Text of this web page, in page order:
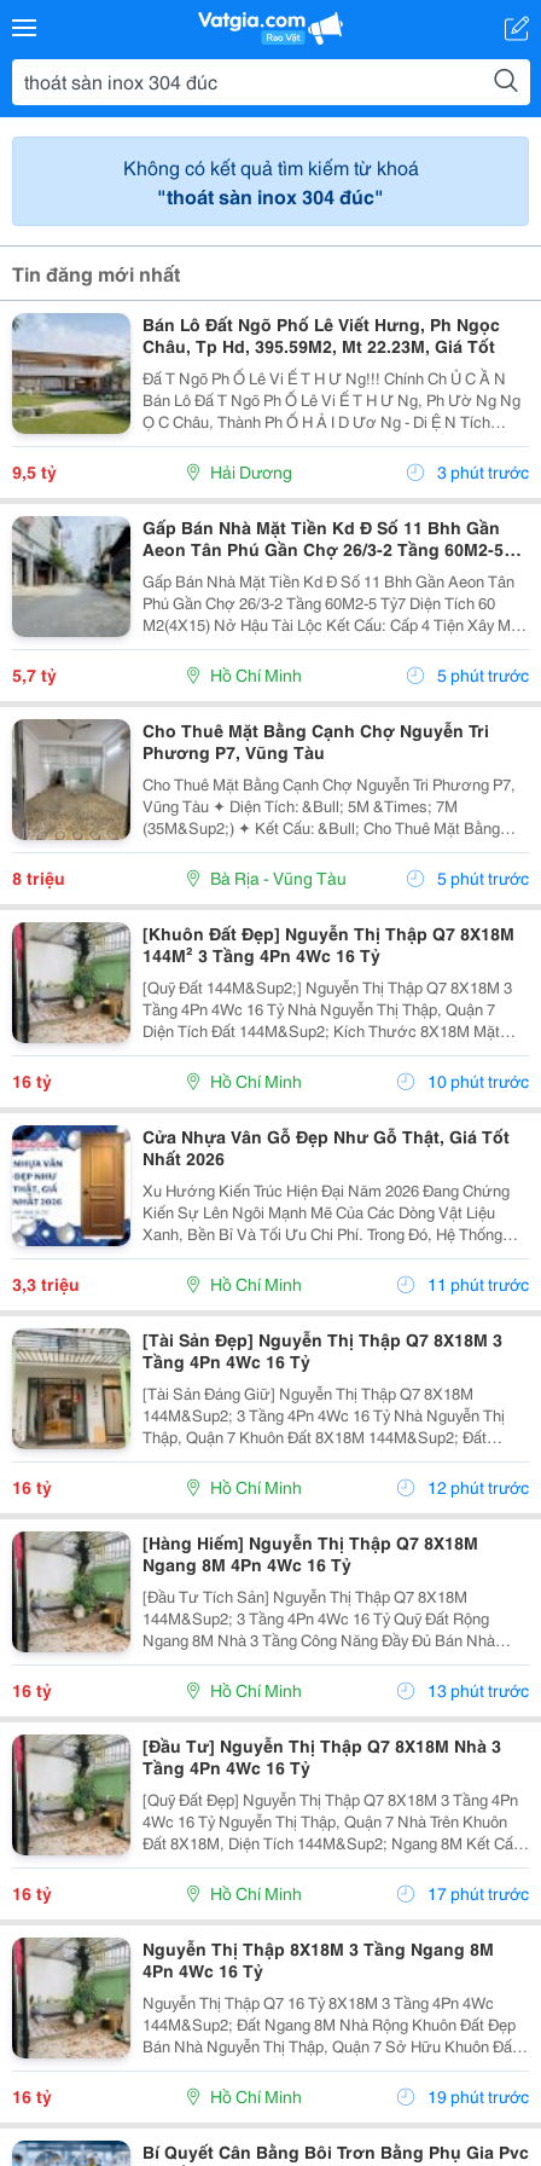
Không có kết quả tìm kiếm từ khoá
"thoát sàn inox 304 đúc"
Tin đăng mới nhất
Bán Lô Đất Ngõ Phố Lê Viết Hưng, Ph Ngọc
Châu, Tp Hd, 395.59M2, Mt 22.23M, Giá Tốt
Đấ T Ngõ Ph Ố Lê Vi Ế T H Ư Ng!!! Chính Ch Ủ C Ầ N
Bán Lô Đấ T Ngõ Ph Ố Lê Vi Ế T H Ư Ng, Ph Ườ Ng Ng
Ọ C Châu, Thành Ph Ố H Ả I D Ươ Ng - Di Ệ N Tích
395.59M2, M Ặ T Ti Ề N 22.23M - H Ướ Ng Nam - V Ị Trí
Đẹ P, Cách 1 Nhà Là Ra M Ặ T Ph Ố -...
9,5 tỷ Hải Dương 3 phút trước
Gấp Bán Nhà Mặt Tiền Kd Đ Số 11 Bhh Gần
Aeon Tân Phú Gần Chợ 26/3-2 Tầng 60M2-5
Tỷ7
Gấp Bán Nhà Mặt Tiền Kd Đ Số 11 Bhh Gần Aeon Tân
Phú Gần Chợ 26/3-2 Tầng 60M2-5 Tỷ7 Diện Tích 60
M2(4X15) Nở Hậu Tài Lộc Kết Cấu: Cấp 4 Tiện Xây Mới
Khu Vực Xây Cao Tầng Ở Hoặc Cho Thuê Có Dòng Tiền
Vị Trí Tuyệt Đẹp Gần Chợ 26/3 Ngay Kênh Tham...
5,7 tỷ Hồ Chí Minh 5 phút trước
Cho Thuê Mặt Bằng Cạnh Chợ Nguyễn Tri
Phương P7, Vũng Tàu
Cho Thuê Mặt Bằng Cạnh Chợ Nguyễn Tri Phương P7,
Vũng Tàu ✦ Diện Tích: &Bull; 5M &Times; 7M
(35M&Sup2;) ✦ Kết Cấu: &Bull; Cho Thuê Mặt Bằng
Tầng Trệt &Bull; Lối Đi Chung Với Chủ Nhà &Bull;
Không Ở Lại Qua Đêm ✦ Nội Thất: &Bull; Bàn Giao
8 triệu Bà Rịa - Vũng Tàu 5 phút trước
[Khuôn Đất Đẹp] Nguyễn Thị Thập Q7 8X18M
144M² 3 Tầng 4Pn 4Wc 16 Tỷ
[Quỹ Đất 144M&Sup2;] Nguyễn Thị Thập Q7 8X18M 3
Tầng 4Pn 4Wc 16 Tỷ Nhà Nguyễn Thị Thập, Quận 7
Diện Tích Đất 144M&Sup2; Kích Thước 8X18M Mặt
Ngang 8M Kết Cấu 3 Tầng 4 Phòng Ngủ &Ndash; 4
Toilet. Thông Tin Nhanh 8X18M 144M&Sup2; Đất Ngang
16 tỷ Hồ Chí Minh 10 phút trước
Cửa Nhựa Vân Gỗ Đẹp Như Gỗ Thật, Giá Tốt
Nhất 2026
Xu Hướng Kiến Trúc Hiện Đại Năm 2026 Đang Chứng
Kiến Sự Lên Ngôi Mạnh Mẽ Của Các Dòng Vật Liệu
Xanh, Bền Bỉ Và Tối Ưu Chi Phí. Trong Đó, Hệ Thống
Cửa Nhựa Vân Gỗ Chính Là Sự Lựa Chọn Hàng Đầu Để
Thay Thế Cửa Gỗ Tự Nhiên Truyền Thống. Với Công
Nghệ...
3,3 triệu Hồ Chí Minh 11 phút trước
[Tài Sản Đẹp] Nguyễn Thị Thập Q7 8X18M 3
Tầng 4Pn 4Wc 16 Tỷ
[Tài Sản Đáng Giữ] Nguyễn Thị Thập Q7 8X18M
144M&Sup2; 3 Tầng 4Pn 4Wc 16 Tỷ Nhà Nguyễn Thị
Thập, Quận 7 Khuôn Đất 8X18M 144M&Sup2; Đất
Ngang 8M Nhà 3 Tầng 4 Phòng Ngủ &Ndash; 4 Toilet.
Thông Số 8X18M 144M&Sup2; Ngang 8M 3 Tầng 4Pn
4Wc. Điểm Đáng...
16 tỷ Hồ Chí Minh 12 phút trước
[Hàng Hiếm] Nguyễn Thị Thập Q7 8X18M
Ngang 8M 4Pn 4Wc 16 Tỷ
[Đầu Tư Tích Sản] Nguyễn Thị Thập Q7 8X18M
144M&Sup2; 3 Tầng 4Pn 4Wc 16 Tỷ Quỹ Đất Rộng
Ngang 8M Nhà 3 Tầng Công Năng Đầy Đủ Bán Nhà
Nguyễn Thị Thập, Quận 7 Khuôn Đất 8X18M, Tổng Diện
Tích 144M&Sup2; Ngang 8M Kết Cấu 3 Tầng 4 Phòng
Ngủ &Ndash; 4...
16 tỷ Hồ Chí Minh 13 phút trước
[Đầu Tư] Nguyễn Thị Thập Q7 8X18M Nhà 3
Tầng 4Pn 4Wc 16 Tỷ
[Quỹ Đất Đẹp] Nguyễn Thị Thập Q7 8X18M 3 Tầng 4Pn
4Wc 16 Tỷ Nguyễn Thị Thập, Quận 7 Nhà Trên Khuôn
Đất 8X18M, Diện Tích 144M&Sup2; Ngang 8M Kết Cấu
3 Tầng 4 Phòng Ngủ &Ndash; 4 Toilet. Thông Số 8X18M
144M&Sup2; Ngang 8M 3 Tầng 4Pn 4Wc. Lợi Thế...
16 tỷ Hồ Chí Minh 17 phút trước
Nguyễn Thị Thập 8X18M 3 Tầng Ngang 8M
4Pn 4Wc 16 Tỷ
Nguyễn Thị Thập Q7 16 Tỷ 8X18M 3 Tầng 4Pn 4Wc
144M&Sup2; Đất Ngang 8M Nhà Rộng Khuôn Đất Đẹp
Bán Nhà Nguyễn Thị Thập, Quận 7 Sở Hữu Khuôn Đất
8X18M, Tổng Diện Tích 144M&Sup2; Nhà Xây 3 Tầng
Gồm 4 Phòng Ngủ, 4 Toilet. Thông Tin Nhà Diện Tích:...
16 tỷ Hồ Chí Minh 19 phút trước
Bí Quyết Cân Bằng Bôi Trơn Bằng Phụ Gia Pvc